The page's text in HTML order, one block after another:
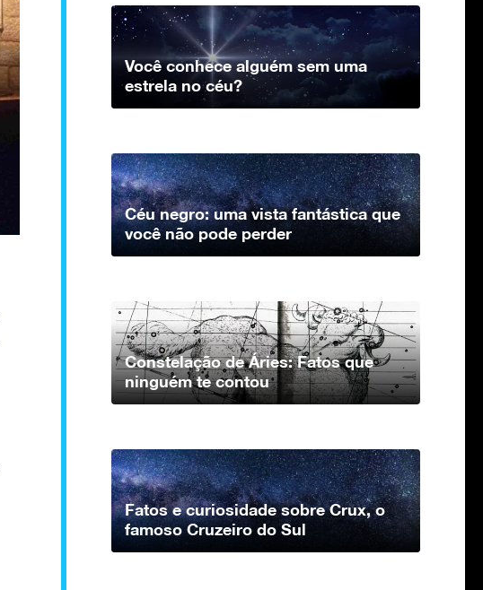
Você conhece alguém sem uma
estrela no céu?
Céu negro: uma vista fantástica que
você não pode perder
Constelação de Áries: Fatos que
ninguém te contou
Fatos e curiosidade sobre Crux, o
famoso Cruzeiro do Sul